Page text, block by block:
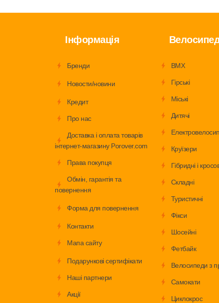
Інформація
Бренди
Новости/новини
Кредит
Про нас
Доставка і оплата товарів
інтернет-магазину Porover.com
Права покупця
Обмiн, гарантія та
повернення
Форма для повернення
Контакти
Мапа сайту
Подарункові сертифікати
Наші партнери
Акції
BMX
Гірські
Міські
Дитячі
Круїзери
Гібридні і
Складні
Туристичні
Фікси
Шосейні
Фетбайк
Велосипеди з
Самокати
Циклокрос